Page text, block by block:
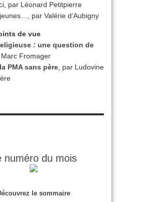
par Léonard Petitpierre
par Valérie d’Aubigny
de vue
: une question de
Marc Fromager
PMA sans père , par Ludovine
numéro du mois
le sommaire